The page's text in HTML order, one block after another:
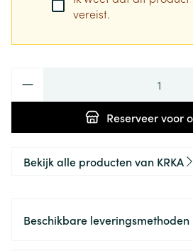
vereist.
Reserveervoor
Bekijk alle producten van KRKA
Beschikbare leveringsmethoden